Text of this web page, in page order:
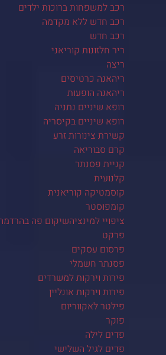
רכב למשפחות ברוכות ילדים
רכב חדש ללא מקדמה
רכב חדש
ריר חלזונות קוריאני
ריצה
ריהאנה כרטיסים
ריהאנה הופעות
רופא שיניים נתניה
רופא שיניים בקיסריה
קשירת צינורות זרע
קרם סבוריאה
קניית פסנתר
קלנועית
קוסמטיקה קוריאנית
קומפוסטר
ציפויי למינציהשיקום פה
פרקט
פרסום עסקים
פסנתר חשמלי
פירות וירקות למשרדים
פירות וירקות אונליין
פילטר לאקווריום
פוקר
פדים לילה
פדים לגיל השלישי